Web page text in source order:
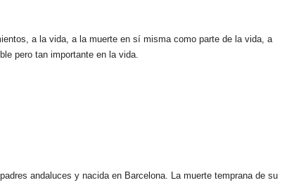
a la vida, a la muerte en sí misma como parte de la vida, a
pero tan importante en la vida.
andaluces y nacida en Barcelona. La muerte temprana de su